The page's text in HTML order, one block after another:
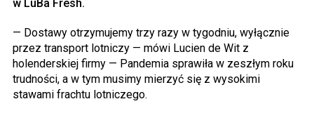
w LuBa Fresh.
— Dostawy otrzymujemy trzy razy w tygodniu, wyłącznie
przez transport lotniczy — mówi Lucien de Wit z
holenderskiej firmy — Pandemia sprawiła w zeszłym roku
trudności, a w tym musimy mierzyć się z wysokimi
stawami frachtu lotniczego.